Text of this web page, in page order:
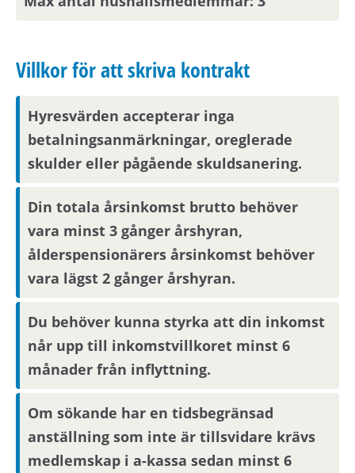
behöver du visa att din arbetsplats ligger inom
pendlingsavstånd från bostaden.
Parkering
Parkeringsplats finns att hyra via Aimo Park.
Visningsinformation
Bostaden kommer inte att visas. Det betyder att
du behöver ta ställning till om du vill flytta in i
bostaden endast utifrån informationen i
annonsen. För bostadssökanden med längst
kötid efter avslutad svarsperiod blir
intresseanmälan bindande, övriga
bostadssökande kan avanmäla sitt intresse.
Villkor för att skriva kontrakt
Hyresvärden accepterar inga
betalningsanmärkningar, oreglerade
skulder eller pågående skuldsanering.
Din totala årsinkomst brutto behöver
vara minst 3 gånger årshyran,
ålderspensionärers årsinkomst behöver
vara lägst 2 gånger årshyran.
Du behöver kunna styrka att din inkomst
når upp till inkomstvillkoret minst 6
månader från inflyttning.
Om sökande har en tidsbegränsad
anställning som inte är tillsvidare krävs
medlemskap i a-kassa sedan minst 6